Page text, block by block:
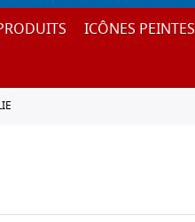
ICÔNES PEINTES